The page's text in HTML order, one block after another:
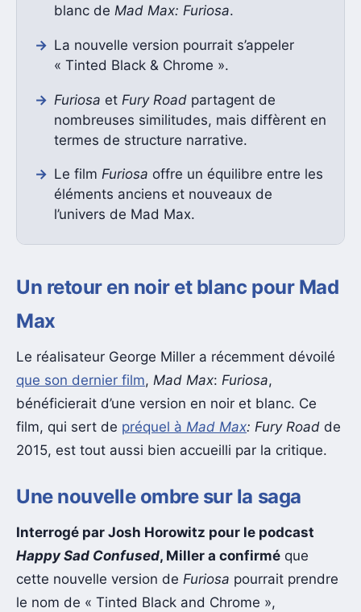
blanc de Mad Max: Furiosa.
La nouvelle version pourrait s’appeler
« Tinted Black & Chrome ».
Furiosa et Fury Roadpartagent de
nombreuses similitudes, mais diffèrent en
termes de structure narrative.
Le film Furiosa offre un équilibre entre les
éléments anciens et nouveaux de
l’univers de Mad Max.
Un retour en noir et blanc pour Mad
Max
Le réalisateur George Miller a récemment dévoilé
que son dernier film, Mad Max: Furiosa,
bénéficierait d’une version en noir et blanc. Ce
film, qui sert de préquel à Mad Max: Fury Road de
2015, est tout aussi bien accueilli par la critique.
Une nouvelle ombre sur la saga
Interrogé par Josh Horowitz pour le podcast
Happy Sad Confused, Miller a confirmé que
cette nouvelle version de Furiosa pourrait prendre
le nom de « Tinted Black and Chrome »,